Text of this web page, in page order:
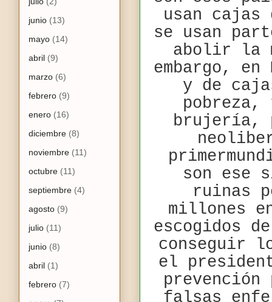
usan cajas
se usan
abolir la
embargo,
y de
pobreza,
brujería,
son ese
ruinas
millones
escogidos
conseguir
el
falsas
junio (13)
mayo (14)
abril (9)
marzo (6)
febrero (9)
enero (16)
diciembre (8)
noviembre (11)
octubre (11)
septiembre (4)
agosto (9)
julio (11)
junio (8)
abril (1)
febrero (7)